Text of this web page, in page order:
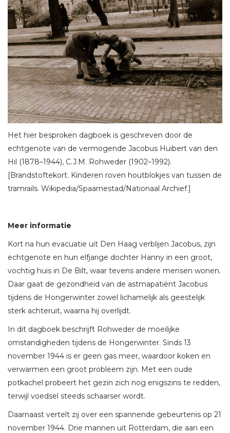
Het hier besproken dagboek is geschreven door de
echtgenote van de vermogende Jacobus Huibert van den
Hil (1878–1944), C.J.M. Rohweder (1902–1992).
[Brandstoftekort. Kinderen roven houtblokjes van tussen de
tramrails. Wikipedia/Spaarnestad/Nationaal Archief.]
Meer informatie
Kort na hun evacuatie uit Den Haag verblijen Jacobus, zijn
echtgenote en hun elfjarige dochter Hanny in een groot,
vochtig huis in De Bilt, waar tevens andere mensen wonen.
Daar gaat de gezondheid van de astmapatiënt Jacobus
tijdens de Hongerwinter zowel lichamelijk als geestelijk
sterk achteruit, waarna hij overlijdt.
In dit dagboek beschrijft Rohweder de moeilijke
omstandigheden tijdens de Hongerwinter. Sinds 13
november 1944 is er geen gas meer, waardoor koken en
verwarmen een groot probleem zijn. Met een oude
potkachel probeert het gezin zich nog enigszins te redden,
terwijl voedsel steeds schaarser wordt.
Daarnaast vertelt zij over een spannende gebeurtenis op 21
november 1944. Drie mannen uit Rotterdam, die aan een